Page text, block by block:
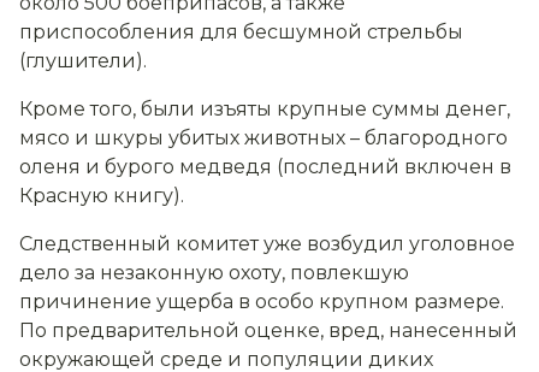
приспособления для бесшумной стрельбы
(глушители).
Кроме того, были изъяты крупные суммы денег,
мясо и шкуры убитых животных – благородного
оленя и бурого медведя (последний включен в
Красную книгу).
Следственный комитет уже возбудил уголовное
дело за незаконную охоту, повлекшую
причинение ущерба в особо крупном размере.
По предварительной оценке, вред, нанесенный
окружающей среде и популяции диких